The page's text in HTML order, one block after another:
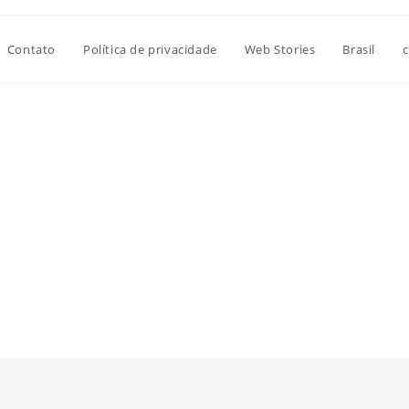
Contato Política de privacidade Web Stories Brasil